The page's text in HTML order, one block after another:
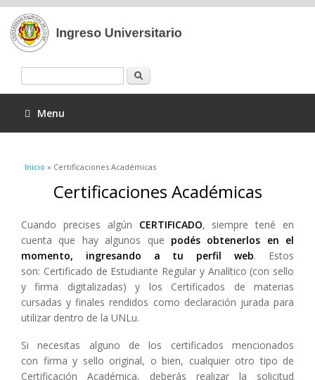
Menu
Se encuentra usted aquí
Inicio » Certificaciones Académicas
Certificaciones Académicas
Cuando precises algún CERTIFICADO, siempre tené en
cuenta que hay algunos que podés obtenerlos en el
momento, ingresando a tu perfil web. Estos
son: Certificado de Estudiante Regular y Analítico (con sello
y firma digitalizadas) y los Certificados de materias
cursadas y finales rendidos como declaración jurada para
utilizar dentro de la UNLu.
Si necesitas alguno de los certificados mencionados
con firma y sello original, o bien, cualquier otro tipo de
Certificación Académica, deberás realizar la solicitud